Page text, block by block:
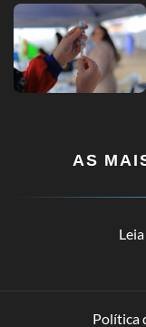
AS
Política